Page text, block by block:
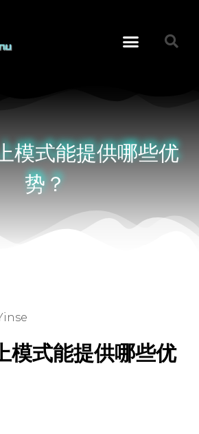
模式能提供哪些优
势？
模式能提供哪些优